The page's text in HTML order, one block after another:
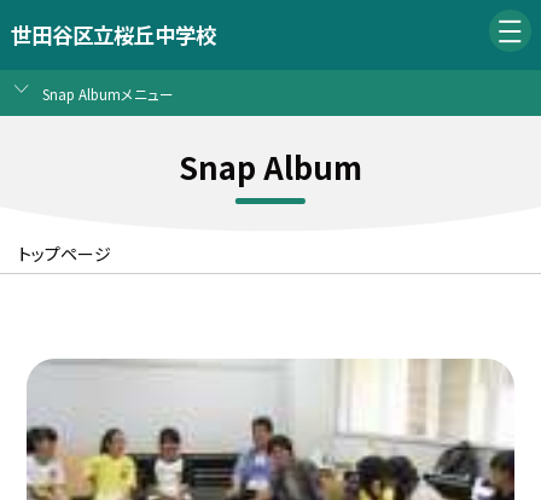
世田谷区立桜丘中学校
Snap Albumメニュー
Snap Album
トップページ